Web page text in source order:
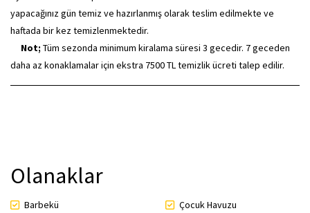
yapacağınız gün temiz ve hazırlanmış olarak teslim edilmekte ve
haftada bir kez temizlenmektedir.
Not; Tüm sezonda minimum kiralama süresi 3 gecedir. 7 geceden
daha az konaklamalar için ekstra 7500 TL temizlik ücreti talep edilir.
Olanaklar
Barbekü
Çocuk Havuzu